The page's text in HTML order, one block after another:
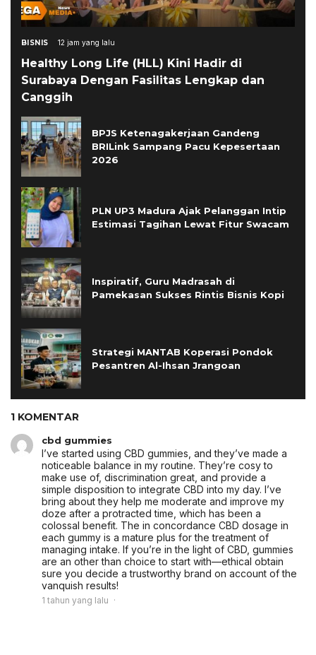
BISNIS 12 jam yang lalu
Healthy Long Life (HLL) Kini Hadir di
Surabaya Dengan Fasilitas Lengkap dan
Canggih
BPJS Ketenagakerjaan Gandeng
BRILink Sampang Pacu Kepesertaan
2026
PLN UP3 Madura Ajak Pelanggan Intip
Estimasi Tagihan Lewat Fitur Swacam
Inspiratif, Guru Madrasah di
Pamekasan Sukses Rintis Bisnis Kopi
Strategi MANTAB Koperasi Pondok
Pesantren Al-Ihsan Jrangoan
1 KOMENTAR
cbd gummies
I’ve started using CBD gummies, and they’ve made a
noticeable balance in my routine. They’re cosy to
make use of, discrimination great, and provide a
simple disposition to integrate CBD into my day. I’ve
bring about they help me moderate and improve my
doze after a protracted time, which has been a
colossal benefit. The in concordance CBD dosage in
each gummy is a mature plus for the treatment of
managing intake. If you’re in the light of CBD, gummies
are an other than choice to start with—ethical obtain
sure you decide a trustworthy brand on account of the
vanquish results!
1 tahun yang lalu